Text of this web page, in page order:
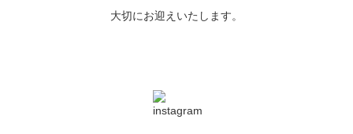
大切にお迎えいたします。